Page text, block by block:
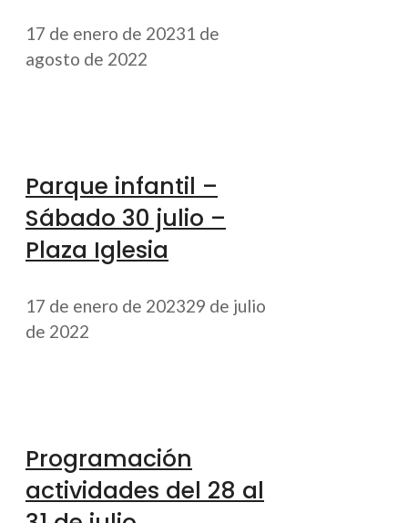
17 de enero de 20231 de
agosto de 2022
Parque infantil –
Sábado 30 julio –
Plaza Iglesia
17 de enero de 202329 de julio
de 2022
Programación
actividades del 28 al